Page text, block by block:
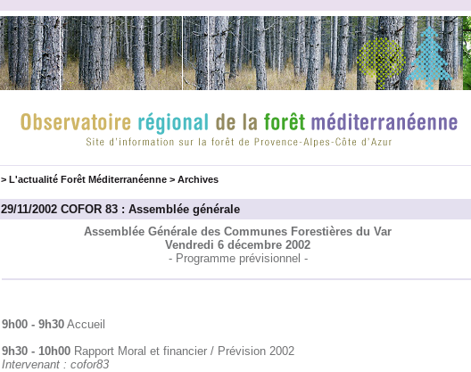
> L'actualité Forêt Méditerranéenne> Archives
29/11/2002 COFOR 83 : Assemblée générale
Assemblée Générale des Communes Forestières du Var
Vendredi 6 décembre 2002
- Programme prévisionnel -
9h00 - 9h30Accueil
9h30 - 10h00Rapport Moral et financier / Prévision 2002
Intervenant : cofor83